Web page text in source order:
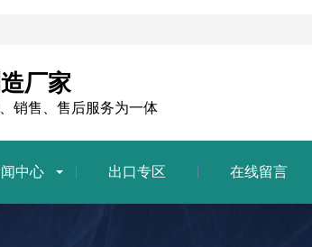
厂家
销售、售后服务为一体
中心 出口专区 在线留言